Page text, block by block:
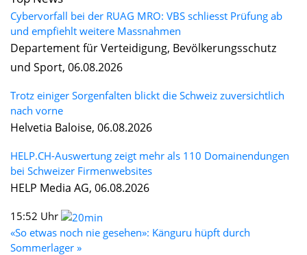
Cybervorfall bei der RUAG MRO: VBS schliesst Prüfung ab
und empfiehlt weitere Massnahmen
Departement für Verteidigung, Bevölkerungsschutz
und Sport, 06.08.2026
Trotz einiger Sorgenfalten blickt die Schweiz zuversichtlich
nach vorne
Helvetia Baloise, 06.08.2026
HELP.CH-Auswertung zeigt mehr als 110 Domainendungen
bei Schweizer Firmenwebsites
HELP Media AG, 06.08.2026
15:52 Uhr
«So etwas noch nie gesehen»: Känguru hüpft durch
Sommerlager »